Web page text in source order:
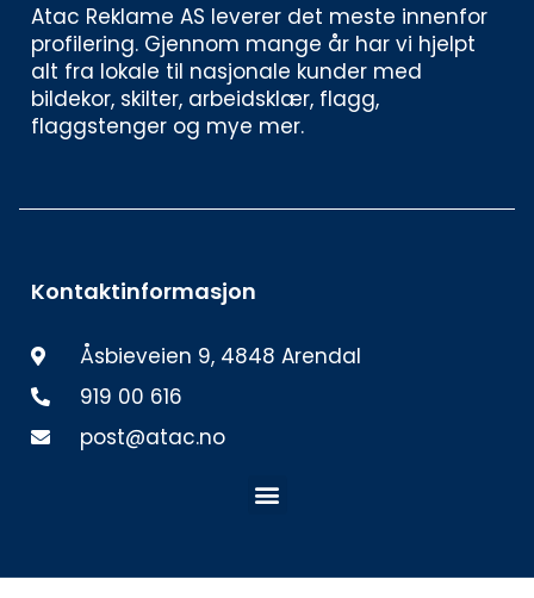
Atac Reklame AS leverer det meste innenfor
profilering. Gjennom mange år har vi hjelpt
alt fra lokale til nasjonale kunder med
bildekor, skilter, arbeidsklær, flagg,
flaggstenger og mye mer.
Kontaktinformasjon
Åsbieveien 9, 4848 Arendal
919 00 616
post@atac.no
Meny